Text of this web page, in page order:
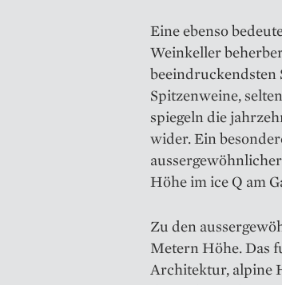
Eine ebenso
Weinkeller
Spitzenweine,
spiegeln die
wider. Ein
Höhe im ice Q am
Zu den
Metern Höhe. Das
Architektur, alpine